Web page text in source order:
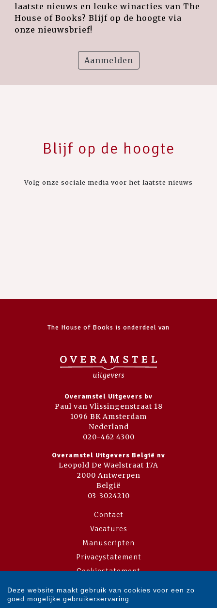
laatste nieuws en leuke winacties van The
House of Books? Blijf op de hoogte via
onze nieuwsbrief!
Aanmelden
Blijf op de hoogte
Volg onze sociale media voor het laatste nieuws
The House of Books is onderdeel van
Overamstel Uitgevers bv
Paul van Vlissingenstraat 18
1096 BK Amsterdam
Nederland
020-462 4300
Overamstel Uitgevers België nv
Leopold De Waelstraat 17A
2000 Antwerpen
België
03-3024210
Contact
Vacatures
Manuscripten
Privacystatement
Cookiestatement
Deze website maakt gebruik van cookies voor een zo
goed mogelijke gebruikerservaring